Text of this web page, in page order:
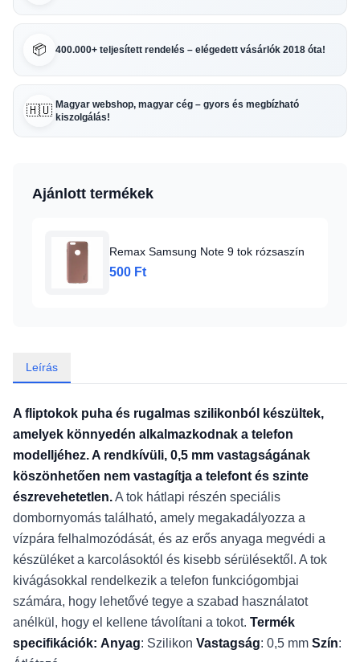
📦 400.000+ teljesített rendelés – elégedett vásárlók 2018 óta!
🇭🇺 Magyar webshop, magyar cég – gyors és megbízható
kiszolgálás!
Ajánlott termékek
Remax Samsung Note 9 tok rózsaszín
500 Ft
Leírás
A fliptokok puha és rugalmas szilikonból készültek,
amelyek könnyedén alkalmazkodnak a telefon
modelljéhez. A rendkívüli, 0,5 mm vastagságának
köszönhetően nem vastagítja a telefont és szinte
észrevehetetlen.A tok hátlapi részén speciális
dombornyomás található, amely megakadályozza a
vízpára felhalmozódását, és az erős anyaga megvédi a
készüléket a karcolásoktól és kisebb sérülésektől. A tok
kivágásokkal rendelkezik a telefon funkciógombjai
számára, hogy lehetővé tegye a szabad használatot
anélkül, hogy el kellene távolítani a tokot. Termék
specifikációk: Anyag: Szilikon Vastagság: 0,5 mm Szín: